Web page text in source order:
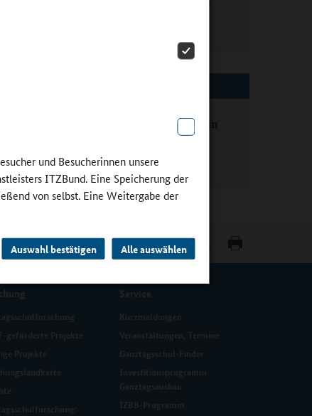
und Besucherinnen unsere
ITZBund. Eine Speicherung der
von selbst. Eine Weitergabe der
Auswahl bestätigen Alle auswählen
Serviceagentur Ganztag Berlin
Ganztagsschulen Berlin
geförderte Projekte
Projekte
Service
Kurzmeldungen
Veranstaltungen, Termine
Ganztagsschul-Finder
Investitionsprogramm
Ganztagsausbau
IZBB-Programm